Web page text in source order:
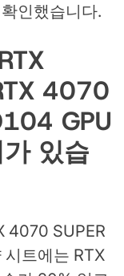
인했습니다.
4070
GPU
있습
4070 SUPER
시트에는 RTX